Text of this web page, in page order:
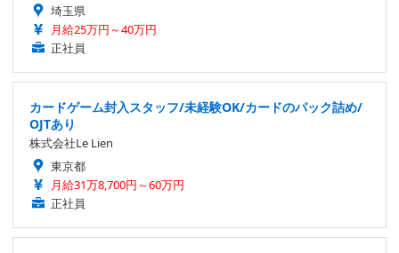
埼玉県
月給25万円～40万円
正社員
カードゲーム封入スタッフ/未経験OK/カードのパック詰め/
OJTあり
株式会社Le Lien
東京都
月給31万8,700円～60万円
正社員